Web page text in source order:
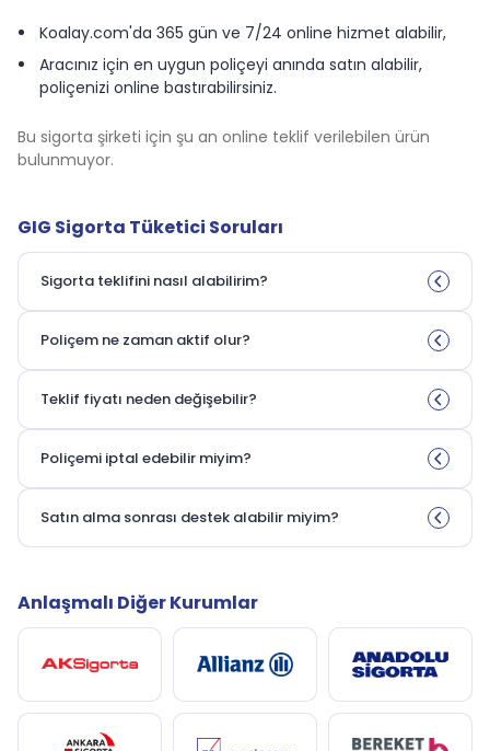
Koalay.com'da 365 gün ve 7/24 online hizmet alabilir,
Aracınız için en uygun poliçeyi anında satın alabilir,
poliçenizi online bastırabilirsiniz.
Bu sigorta şirketi için şu an online teklif verilebilen ürün
bulunmuyor.
GIG Sigorta Tüketici Soruları
Sigorta teklifini nasıl alabilirim?
Poliçem ne zaman aktif olur?
Teklif fiyatı neden değişebilir?
Poliçemi iptal edebilir miyim?
Satın alma sonrası destek alabilir miyim?
Anlaşmalı Diğer Kurumlar